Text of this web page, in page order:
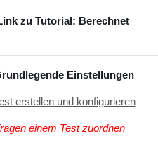
zu Tutorial: Berechnet
Einstellungen
erstellen und konfigurieren
einem Test zuordnen